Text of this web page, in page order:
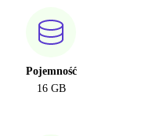
Pojemność
16 GB